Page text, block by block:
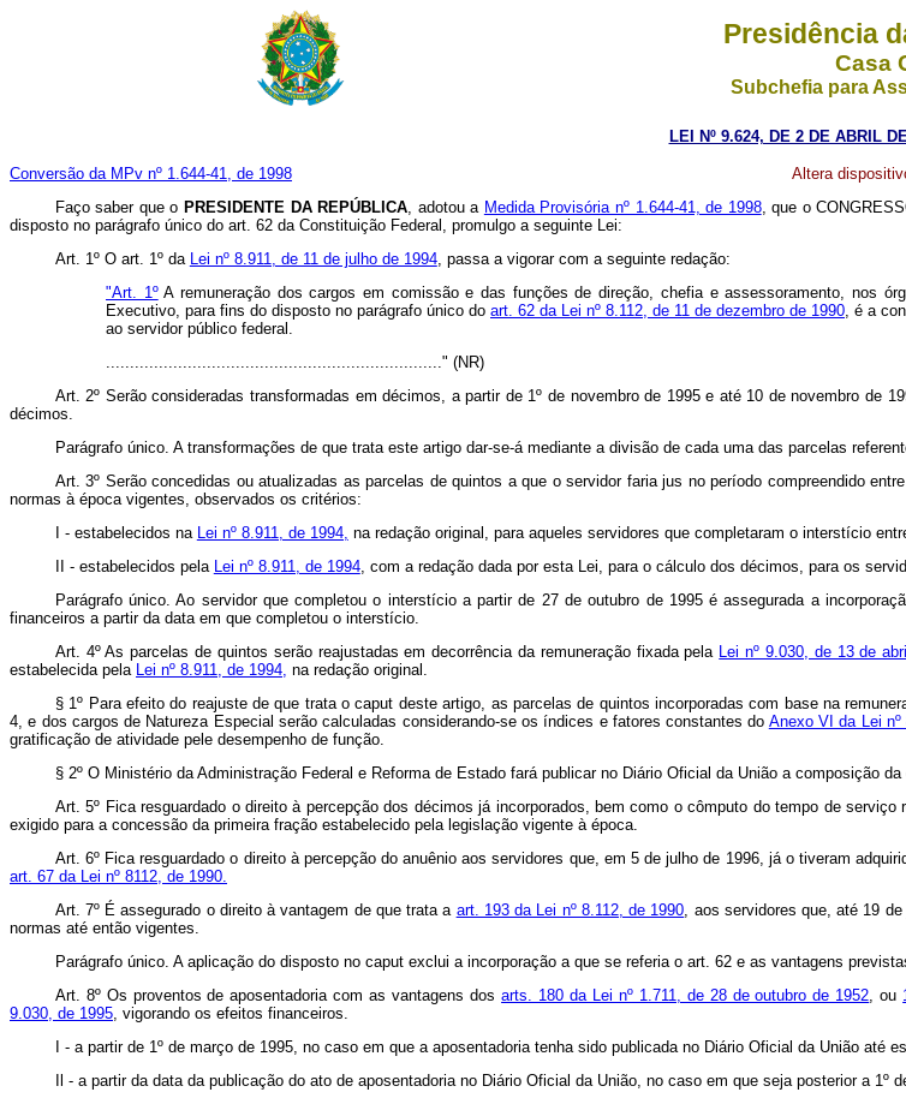
Presidência
Casa
Subchefia para
LEI Nº 9.624, DE 2 DE ABRIL
Conversão da MPv nº 1.644-41, de 1998
Altera
Faço saber que o PRESIDENTE DA REPÚBLICA, adotou a Medida Provisória nº 1.644-41, de 1998, que o
disposto no parágrafo único do art. 62 da Constituição Federal, promulgo a seguinte Lei:
Art. 1º O art. 1º da Lei nº 8.911, de 11 de julho de 1994, passa a vigorar com a seguinte redação:
"Art. 1ºA remuneração dos cargos em comissão e das funções de direção, chefia e assessoramento, nos
Executivo, para fins do disposto no parágrafo único do art. 62 da Lei nº 8.112, de 11 de dezembro de 1990, é a
ao servidor público federal.
......................................................................" (NR)
Art. 2º Serão consideradas transformadas em décimos, a partir de 1º de novembro de 1995 e até 10 de novembro de
décimos.
Parágrafo único. A transformações de que trata este artigo dar-se-á mediante a divisão de cada uma das parcelas
Art. 3º Serão concedidas ou atualizadas as parcelas de quintos a que o servidor faria jus no período compreendido
normas à época vigentes, observados os critérios:
I - estabelecidos na Lei nº 8.911, de 1994, na redação original, para aqueles servidores que completaram o interstício
II - estabelecidos pela Lei nº 8.911, de 1994, com a redação dada por esta Lei, para o cálculo dos décimos, para os
Parágrafo único. Ao servidor que completou o interstício a partir de 27 de outubro de 1995 é assegurada a
financeiros a partir da data em que completou o interstício.
Art. 4º As parcelas de quintos serão reajustadas em decorrência da remuneração fixada pela Lei nº 9.030, de 13 de
estabelecida pela Lei nº 8.911, de 1994, na redação original.
§ 1º Para efeito do reajuste de que trata o caput deste artigo, as parcelas de quintos incorporadas com base na
4, e dos cargos de Natureza Especial serão calculadas considerando-se os índices e fatores constantes do Anexo VI da Lei
gratificação de atividade pele desempenho de função.
§ 2º O Ministério da Administração Federal e Reforma de Estado fará publicar no Diário Oficial da União a composição
Art. 5º Fica resguardado o direito à percepção dos décimos já incorporados, bem como o cômputo do tempo de
exigido para a concessão da primeira fração estabelecido pela legislação vigente à época.
Art. 6º Fica resguardado o direito à percepção do anuênio aos servidores que, em 5 de julho de 1996, já o tiveram
art. 67 da Lei nº 8112, de 1990.
Art. 7º É assegurado o direito à vantagem de que trata a art. 193 da Lei nº 8.112, de 1990, aos servidores que, até 19
normas até então vigentes.
Parágrafo único. A aplicação do disposto no caput exclui a incorporação a que se referia o art. 62 e as vantagens
Art. 8º Os proventos de aposentadoria com as vantagens dosarts. 180 da Lei nº 1.711, de 28 de outubro de 1952, ou
9.030, de 1995, vigorando os efeitos financeiros.
I - a partir de 1º de março de 1995, no caso em que a aposentadoria tenha sido publicada no Diário Oficial da União até
Il - a partir da data da publicação do ato de aposentadoria no Diário Oficial da União, no caso em que seja posterior a 1º